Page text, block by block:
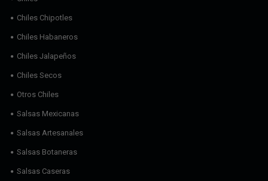
Chiles Chipotles
Chiles Habaneros
Chiles Jalapeños
Chiles Secos
Otros Chiles
Salsas Mexicanas
Salsas Artesanales
Salsas Botaneras
Salsas Caseras